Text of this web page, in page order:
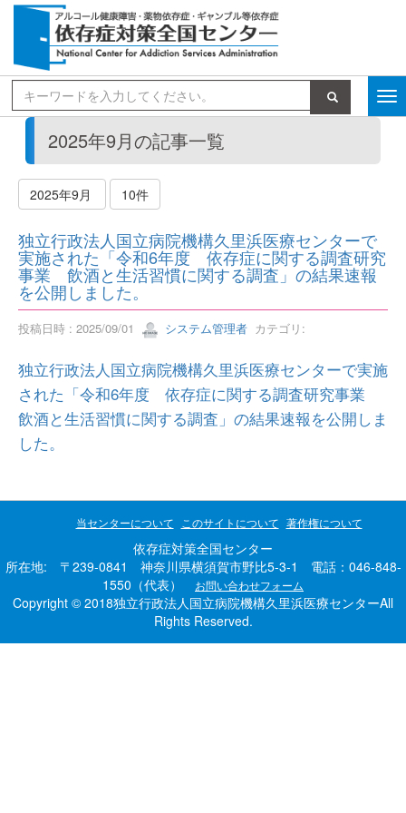
検索
2025年9月の記事一覧
2025年9月 10件
独立行政法人国立病院機構久里浜医療センターで
実施された「令和6年度 依存症に関する調査研究
事業 飲酒と生活習慣に関する調査」の結果速報
を公開しました。
投稿日時 : 2025/09/01 システム管理者 カテゴリ:
独立行政法人国立病院機構久里浜医療センターで実施
された「令和6年度 依存症に関する調査研究事業
飲酒と生活習慣に関する調査」の結果速報を公開しま
した。
当センターについて このサイトについて 著作権について
依存症対策全国センター
所在地: 〒239-0841 神奈川県横須賀市野比5-3-1 電話：046-848-
1550（代表）
お問い合わせフォーム
Copyright © 2018独立行政法人国立病院機構久里浜医療センターAll
Rights Reserved.